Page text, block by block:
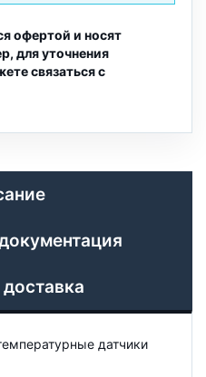
офертой и носят
для уточнения
связаться с
датчики